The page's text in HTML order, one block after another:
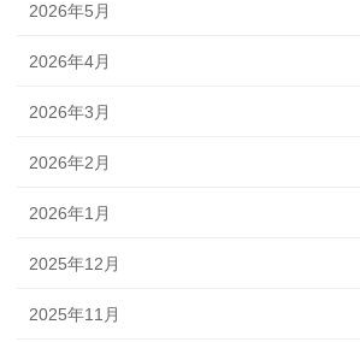
2026年5月
2026年4月
2026年3月
2026年2月
2026年1月
2025年12月
2025年11月